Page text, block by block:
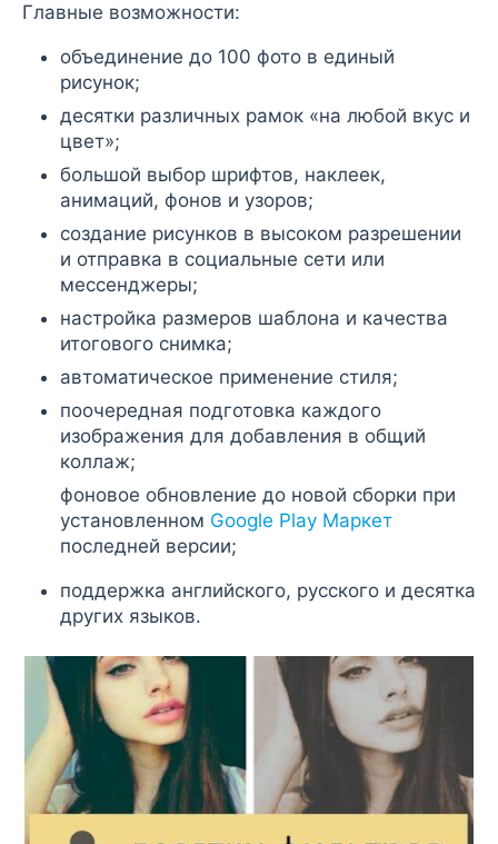
Главные возможности:
объединение до 100 фото в единый
рисунок;
десятки различных рамок «на любой вкус и
цвет»;
большой выбор шрифтов, наклеек,
анимаций, фонов и узоров;
создание рисунков в высоком разрешении
и отправка в социальные сети или
мессенджеры;
настройка размеров шаблона и качества
итогового снимка;
автоматическое применение стиля;
поочередная подготовка каждого
изображения для добавления в общий
коллаж;
фоновое обновление до новой сборки при
установленном Google Play Маркет
последней версии;
поддержка английского, русского и десятка
других языков.